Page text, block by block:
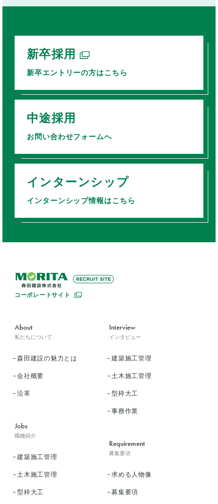
新卒採用
新卒エントリーの方はこちら
中途採用
お問い合わせフォームへ
インターンシップ
インターンシップ情報はこちら
コーポレートサイト
About
私たちについて
森田建設の魅力とは
会社概要
沿革
Jobs
職種紹介
建築施工管理
土木施工管理
型枠大工
Interview
インタビュー
建築施工管理
土木施工管理
型枠大工
事務作業
Requirement
募集要項
求める人物像
募集要項